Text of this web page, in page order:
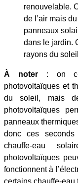
renouvelable.
de l’air mais
panneaux
dans le jardin.
rayons du
À noter: on
photovoltaïques et
du soleil, mais
photovoltaïques
panneaux
donc ces
chauffe-eau
photovoltaïques
fonctionnent à